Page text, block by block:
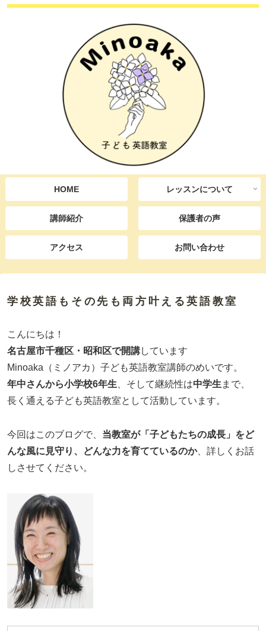
HOME レッスンについて
講師紹介 保護者の声
アクセス お問い合わせ
学校英語もその先も両方叶える英語教室
こんにちは！
名古屋市千種区・昭和区で開講しています
Minoaka（ミノアカ）子ども英語教室講師のめいです。
年中さんから小学校6年生 、そして継続性は中学生 まで、
長く通える子ども英語教室として活動しています。
今回はこのブログで、 当教室が「子どもたちの成長」をど
んな風に見守り、
どんな力を育てているのか、詳しくお話
しさせてください。